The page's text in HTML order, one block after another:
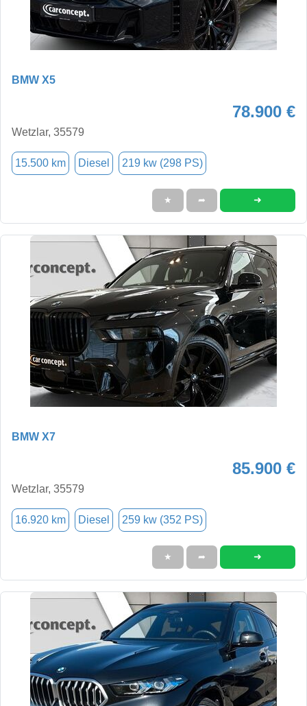
BMW X5
78.900 €
Wetzlar, 35579
15.500 km Diesel 219 kw (298 PS)
★ ➦ ➜
BMW X7
85.900 €
Wetzlar, 35579
16.920 km Diesel 259 kw (352 PS)
★ ➦ ➜